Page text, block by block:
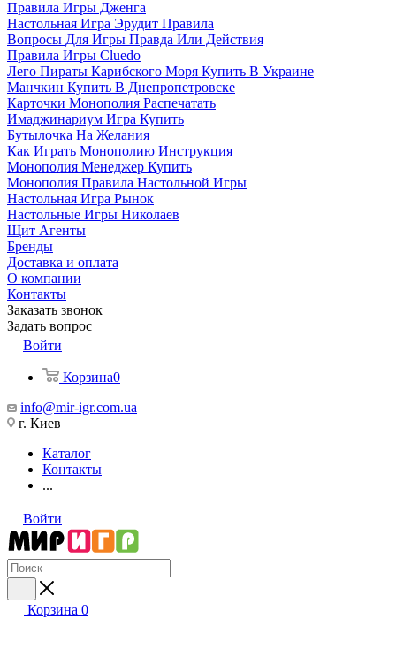
Правила Игры Дженга
Настольная Игра Эрудит Правила
Вопросы Для Игры Правда Или Действия
Правила Игры Cluedo
Лего Пираты Карибского Моря Купить В Украине
Манчкин Купить В Днепропетровске
Карточки Монополия Распечатать
Имаджинариум Игра Купить
Бутылочка На Желания
Как Играть Монополию Инструкция
Монополия Менеджер Купить
Монополия Правила Настольной Игры
Настольная Игра Рынок
Настольные Игры Николаев
Щит Агенты
Бренды
Доставка и оплата
О компании
Контакты
Заказать звонок
Задать вопрос
Войти
Корзина0
info@mir-igr.com.ua
г. Киев
Каталог
Контакты
...
Войти
Корзина 0